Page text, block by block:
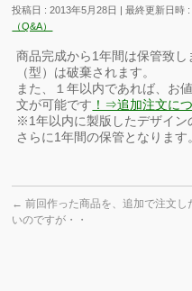
投稿日 : 2013年5月28日 最終更新日時
（Q&A）
商品完成から1年間は保管致
（型）は破棄されます。
また、１年以内であれば、お
文が可能です ！⇒追加注文に
※1年以内に製版したデザイン
さらに1年間の保管となります
← 前回作った商品を、追加で注文し
いのですが・・